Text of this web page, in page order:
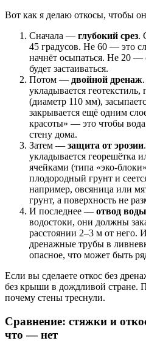
Вот как я делаю откосы, чтобы
Сначала — глубокий срез.
45 градусов. Не 60 — это
начнёт осыпаться. Не 20
будет застаиваться.
Потом — двойной дренаж
укладывается
(диаметр 110 мм),
закрывается ещё одним
красоты» — это чтобы
стену дома.
Затем — защита от эрозии
укладывается георешётка
ячейками (типа «эко-
плодородный грунт и
например, овсяница или
грунт, а поверхность не
И последнее — отвод
водостоки, они должны
расстоянии 2–3 м от него.
дренажные трубы в
опасное, что может быть
Если вы сделаете откос без
без крыши в дождливой стране.
почему стены треснули.
Сравнение: стяжки и
что — нет